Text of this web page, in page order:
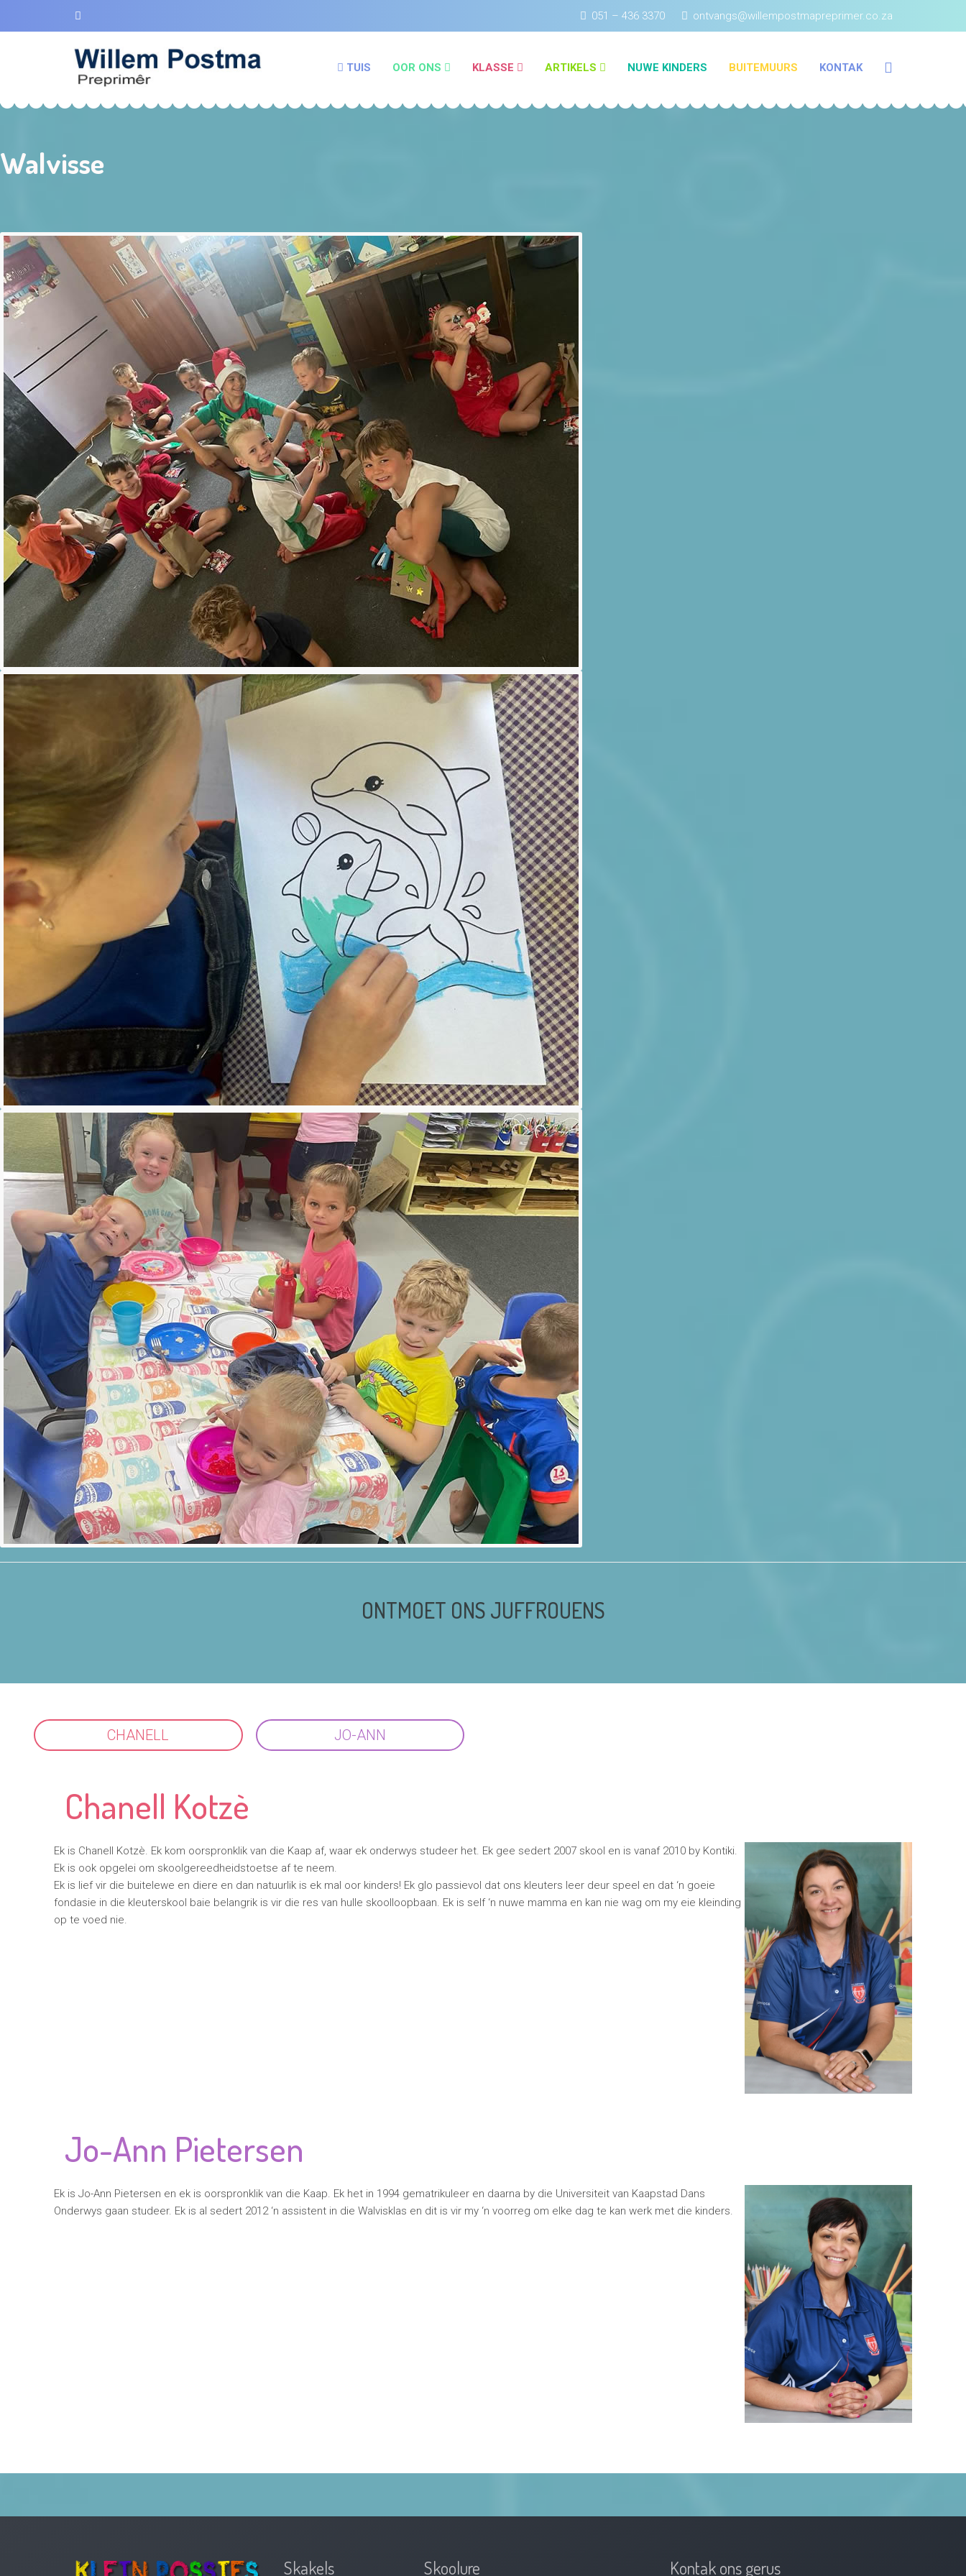
051 – 436 3370 ontvangs@willempostmapreprimer.co.za
TUIS OOR ONS KLASSE ARTIKELS NUWE KINDERS BUITEMUURS KONTAK
Walvisse
ONTMOET ONS JUFFROUENS
CHANELL JO-ANN
Chanell Kotzè
Ek is Chanell Kotzè. Ek kom oorspronklik van die Kaap af, waar ek onderwys studeer het. Ek gee sedert 2007 skool en is vanaf 2010 by Kontiki.
Ek is ook opgelei om skoolgereedheidstoetse af te neem.
Ek is lief vir die buitelewe en diere en dan natuurlik is ek mal oor kinders! Ek glo passievol dat ons kleuters leer deur speel en dat ‘n goeie
fondasie in die kleuterskool baie belangrik is vir die res van hulle skoolloopbaan. Ek is self ‘n nuwe mamma en kan nie wag om my eie kleinding
op te voed nie.
Jo-Ann Pietersen
Ek is Jo-Ann Pietersen en ek is oorspronklik van die Kaap. Ek het in 1994 gematrikuleer en daarna by die Universiteit van Kaapstad Dans
Onderwys gaan studeer. Ek is al sedert 2012 ‘n assistent in die Walvisklas en dit is vir my ‘n voorreg om elke dag te kan werk met die kinders.
Skakels Skoolure Kontak ons gerus